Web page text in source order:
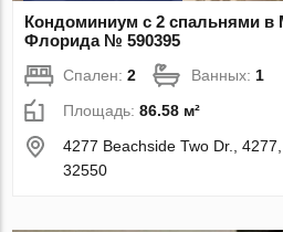
Кондоминиум с 2 спальнями
Флорида № 590395
Спален:2 Ванных:1
Площадь:86.58 м²
4277 Beachside Two Dr.,
32550